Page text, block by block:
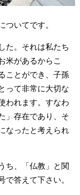
いてです。
た。それは私たち
米があるからこ
ことができ、子孫
って非常に大切な
われます。すなわ
」存在であり、そ
なったと考えられ
ち、「仏教」と関
答えて下さい。